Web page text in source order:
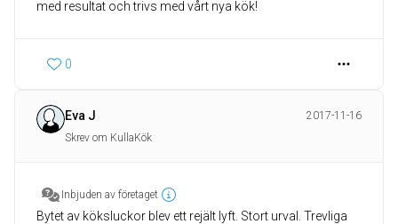
med resultat och trivs med vårt nya kök!
0
Eva J
2017-11-16
Skrev om KullaKök
Inbjuden av företaget
Bytet av köksluckor blev ett rejält lyft. Stort urval. Trevliga